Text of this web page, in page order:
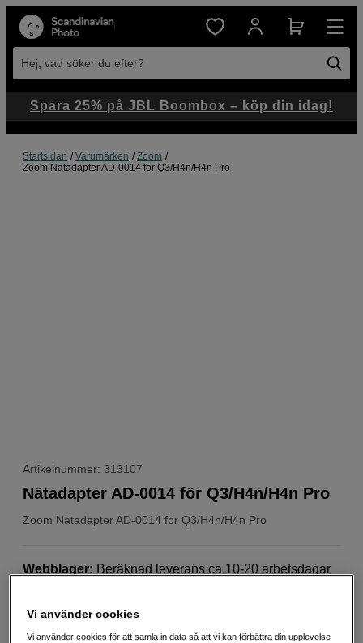
Hej, vad söker du efter?
Startsidan Varumärken
Zoom
Zoom Nätadapter AD-0014 för Q3/H4n/H4n Pro
Artikelnummer: 313107
Zoom Nätadapter AD-0014 för Q3/H4n/H4n Pro
Nätadapter AD-0014 för Q3/H4n/H4n Pro
Webblager: Beräknad leverans ca 10-20 arbetsdagar
Spara 25% på JBL Boombox – köp din idag!
Vi använder cookies
Vi använder cookies för att samla in data så att vi kan förbättra din upplevelse